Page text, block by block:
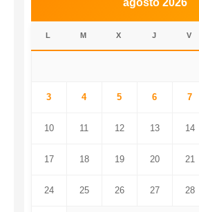
L M X J V
3 4 5 6 7
10 11 12 13 14
17 18 19 20 21
24 25 26 27 28